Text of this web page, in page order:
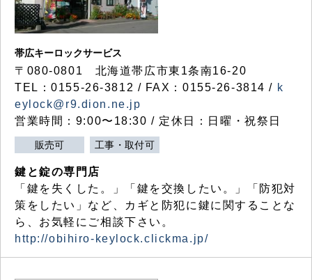
帯広キーロックサービス
〒080-0801 北海道帯広市東1条南16-20
TEL：0155-26-3812 / FAX：0155-26-3814 / k
eylock@r9.dion.ne.jp
営業時間：9:00〜18:30 / 定休日：日曜・祝祭日
販売可 工事・取付可
鍵と錠の専門店
「鍵を失くした。」「鍵を交換したい。」「防犯対
策をしたい」など、カギと防犯に鍵に関することな
ら、お気軽にご相談下さい。
http://obihiro-keylock.clickma.jp/